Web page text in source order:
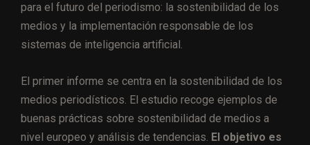
para el futuro del periodismo: la sostenibilidad de los
medios y la implementación responsable de los
sistemas de inteligencia artificial.
El primer informe se centra en la sostenibilidad de los
medios periodísticos. El estudio recoge ejemplos de
buenas prácticas sobre sostenibilidad de medios a
nivel europeo y análisis de tendencias. El objetivo es